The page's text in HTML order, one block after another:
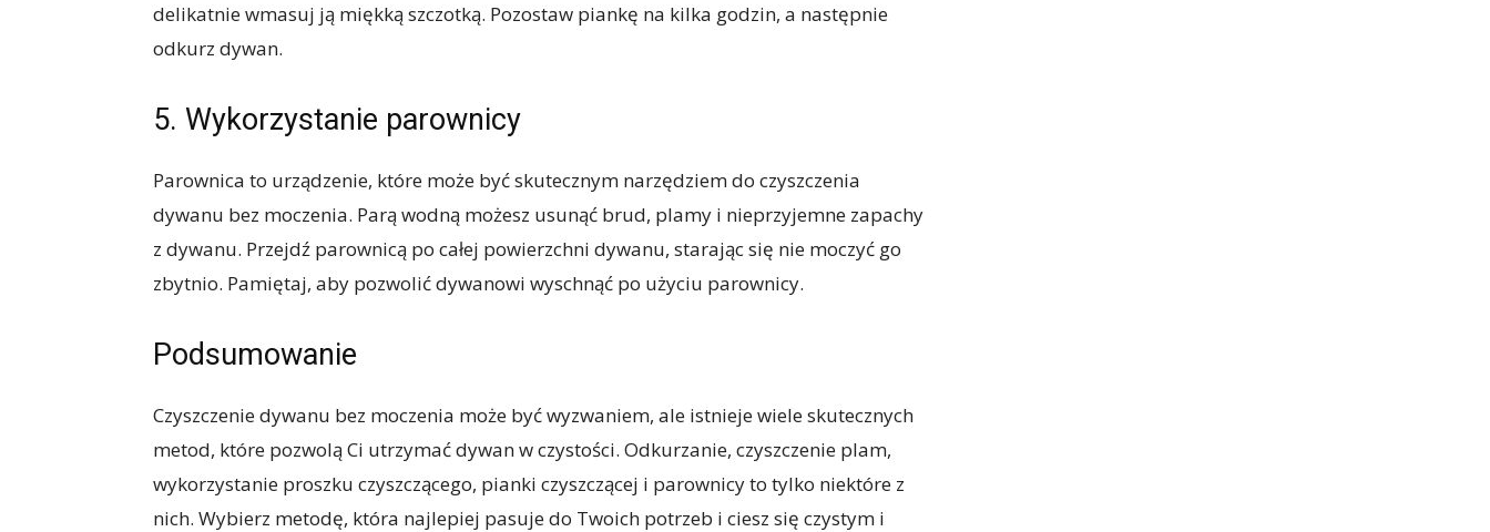
delikatnie wmasuj ją miękką szczotką. Pozostaw piankę na kilka godzin, a następnie
odkurz dywan.
5. Wykorzystanie parownicy
Parownica to urządzenie, które może być skutecznym narzędziem do czyszczenia
dywanu bez moczenia. Parą wodną możesz usunąć brud, plamy i nieprzyjemne zapachy
z dywanu. Przejdź parownicą po całej powierzchni dywanu, starając się nie moczyć go
zbytnio. Pamiętaj, aby pozwolić dywanowi wyschnąć po użyciu parownicy.
Podsumowanie
Czyszczenie dywanu bez moczenia może być wyzwaniem, ale istnieje wiele skutecznych
metod, które pozwolą Ci utrzymać dywan w czystości. Odkurzanie, czyszczenie plam,
wykorzystanie proszku czyszczącego, pianki czyszczącej i parownicy to tylko niektóre z
nich. Wybierz metodę, która najlepiej pasuje do Twoich potrzeb i ciesz się czystym i